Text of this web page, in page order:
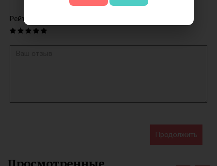
Рейтинг
Продолжить